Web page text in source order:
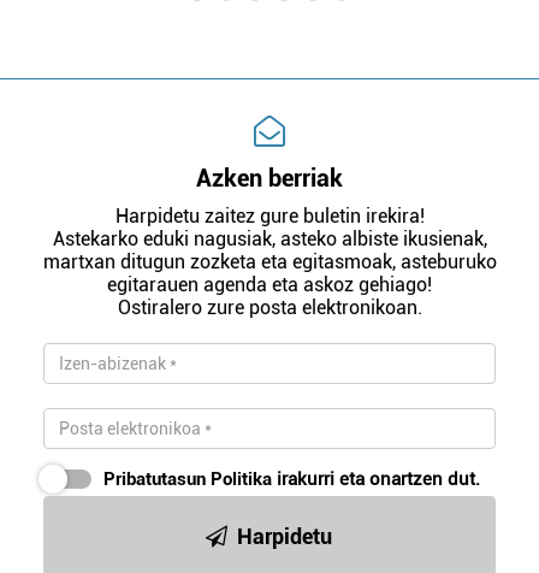
Azken berriak
Harpidetu zaitez gure buletin irekira!
Astekarko eduki nagusiak, asteko albiste ikusienak,
martxan ditugun zozketa eta egitasmoak, asteburuko
egitarauen agenda eta askoz gehiago!
Ostiralero zure posta elektronikoan.
Pribatutasun Politika irakurri eta onartzen dut.
Harpidetu